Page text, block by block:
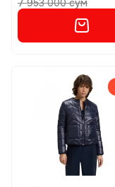
7 953 000 сум